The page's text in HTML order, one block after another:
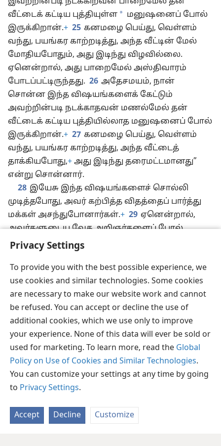
Privacy Settings
To provide you with the best possible experience, we
use cookies and similar technologies. Some cookies
are necessary to make our website work and cannot
be refused. You can accept or decline the use of
additional cookies, which we use only to improve
your experience. None of this data will ever be sold or
used for marketing. To learn more, read the Global
Policy on Use of Cookies and Similar Technologies.
You can customize your settings at any time by going
to Privacy Settings.
Accept Decline Customize
வீட்டைக் கட்டிய புத்தியுள்ள * மனுஷனைப் போல்
இருக்கிறான்.+ 25 கனமழை பெய்து, வெள்ளம்
வந்து, பயங்கர காற்றடித்து, அந்த வீட்டின் மேல்
மோதியபோதும், அது இடிந்து விழவில்லை.
ஏனென்றால், அது பாறைமேல் அஸ்திவாரம்
போடப்பட்டிருந்தது. 26 அதேசமயம், நான்
சொன்ன இந்த விஷயங்களைக் கேட்டும்
அவற்றின்படி நடக்காதவன் மணல்மேல் தன்
வீட்டைக் கட்டிய புத்தியில்லாத மனுஷனைப் போல்
இருக்கிறான்.+ 27 கனமழை பெய்து, வெள்ளம்
வந்து, பயங்கர காற்றடித்து, அந்த வீட்டைத்
தாக்கியபோது,+ அது இடிந்து தரைமட்டமானது”
என்று சொன்னார்.
28 இயேசு இந்த விஷயங்களைச் சொல்லி
முடித்தபோது, அவர் கற்பித்த விதத்தைப் பார்த்து
மக்கள் அசந்துபோனார்கள்.+ 29 ஏனென்றால்,
அவர்களுடைய வேத அறிஞர்களைப் போல்
கற்பிக்காமல், கடவுளிடமிருந்து அதிகாரம்
தமிழ் பகிரவும்
விருப்பங்கள்
Copyright© 2026 Watch Tower Bible and Tract Society of Pennsylvania
விதிமுறைகள் தனியுரிமை ப்ரைவசி செட்டிங்
JW.ORG
உள்நுழையவும்